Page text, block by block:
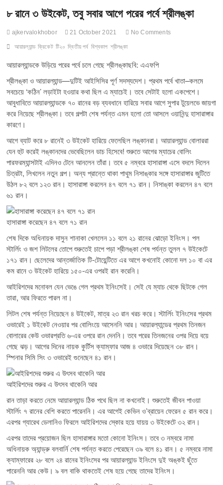
৮ রানে ৩ উইকেট, তবু সবার আগে পরের পর্বে শ্রীলঙ্কা
ajkervalokhobor 21 October 2021 No Comments
আয়ারল্যান্ড ক্রিকেট টি২০ দ্বিতীয় পর্ব বিশ্বকাপ শ্রীলঙ্কা
আয়ারল্যান্ডকে উড়িয়ে পরের পর্বে চলে গেছে শ্রীলঙ্কাছবি: এএফপি
শ্রীলঙ্কা ও আয়ারল্যান্ড—দুটিই আইসিসির পূর্ণ সদস্যদেশ। প্রথম পর্বে খাতা–কলমে
সবচেয়ে ‘কঠিন’ লড়াইটা হওয়ার কথা ছিল এ ম্যাচেই। তবে সেটাই হলো একপেশে।
আবুধাবিতে আয়ারল্যান্ডকে ৭০ রানের বড় ব্যবধানে হারিয়ে সবার আগে সুপার টুয়েলভে জায়গা
করে নিয়েছে শ্রীলঙ্কা। তবে গল্পটা শেষ পর্যন্ত এমন হলো তো আসলে ওয়ানিন্দু হাসারাঙ্গার
কারণে।
আগে ব্যাট করে ৮ রানেই ৩ উইকেট হারিয়ে ফেলেছিল লঙ্কানরা। আয়ারল্যান্ড বোলাররা
যেন হুট করেই লঙ্কানদের ভেবেছিলেন ডাচ হিসেবে! শুরুতে আগের ম্যাচের বোলিং
পারফরম্যান্সটাই এদিনও টেনে আনলেন তাঁরা। তবে ৫ নম্বরে হাসারাঙ্গা এসে বদলে দিলেন
চিত্রটা, লিখলেন নতুন গল্প। অন্য প্রান্তে থাকা পাথুম নিসাঙ্কার সঙ্গে হাসারাঙ্গার জুটিতে
উঠল ৮২ বলে ১২৩ রান। হাসারাঙ্গা করলেন ৪৭ বলে ৭১ রান। নিসাঙ্কা করলেন ৪৭ বলে
৬১ রান।
হাসারাঙ্গা করেছেন ৪৭ বলে ৭১ রান
শেষ দিকে অধিনায়ক দাসুন শানাকা খেললেন ১১ বলে ২১ রানের ঝোড়ো ইনিংস। পল
স্টার্লিং ও জশ লিটলের তোপে শুরুতেই চাপে পড়া শ্রীলঙ্কা শেষ পর্যন্ত তুলল ৭ উইকেটে
১৭১ রান। ছেলেদের আন্তর্জাতিক টি-টোয়েন্টিতে এর আগে কখনোই কোনো দল ১০ বা এর
কম রানে ৩ উইকেট হারিয়ে ১৫০-এর ওপরই রান করেনি।
আইরিশদের মনোবল যেন ভেঙে গেল প্রথম ইনিংসেই। সেই যে ম্যাচ থেকে ছিটকে গেল
তারা, আর ফিরতে পারল না।
লিটল শেষ পর্যন্ত নিয়েছেন ৪ উইকেট, মাত্র ২৩ রান খরচ করে। স্টার্লিং ইনিংসের প্রথম
ওভারেই ১ উইকেট নেওয়ার পর বোলিংয়ে আসেননি আর। আয়ারল্যান্ডের প্রথম তিনজন
বোলারের কেউ ওভারপ্রতি ৬-এর ওপরে রান দেননি। তবে পরের তিনজনের ওপর দিয়ে বয়ে
গেছে ঝড়। আগের দিনের নায়ক কুর্টিস ক্যাম্ফার আজ ৪ ওভারে দিয়েছেন ৩৮ রান।
স্পিনার সিমি সিং ৩ ওভারেই গুনেছেন ৪১ রান।
আইরিশদের শুরুর এ উৎসব থাকেনি আর
রান তাড়া করতে নেমে আয়ারল্যান্ড ঠিক পথে ছিল না কখনোই। শুরুতেই জীবন পাওয়া
স্টার্লিং ৭ রানের বেশি করতে পারেননি। এর আগেই কেভিন ও’ব্রায়েন ফেরেন ৫ রান করে।
এরপর গ্যারেথ ডেলানিও ফিরলে আইরিশদের স্কোর হয়ে যায়য় ৩ উইকেটে ৩২ রান।
এরপর তাদের প্রয়োজন ছিল হাসারাঙ্গার মতো কোনো ইনিংস। তবে ৩ নম্বরে নামা
অধিনায়ক অ্যান্ড্রু বলবার্নি শেষ পর্যন্ত করতে পেরেছেন ৩৯ বলে ৪১ রান। ৫ নম্বরে নামা
ক্যাম্ফারের ২৮ বলে ২৪ রানের ইনিংসের পর আয়ারল্যান্ড ইনিংসে দুই অঙ্কই ছুঁতে
পারেননি আর কেউ। ৯ বল বাকি থাকতেই শেষ হয়ে গেছে তাদের ইনিংস।